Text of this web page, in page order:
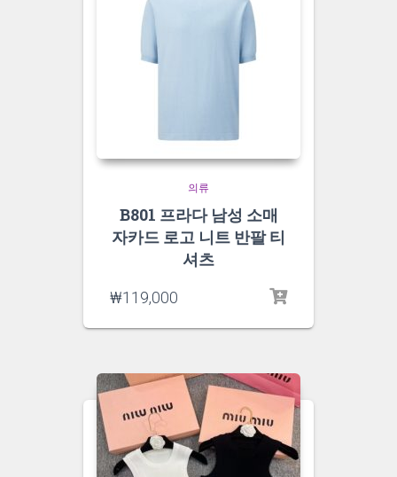
의류
B801 프라다 남성 소매
자카드 로고 니트 반팔 티
셔츠
₩119,000